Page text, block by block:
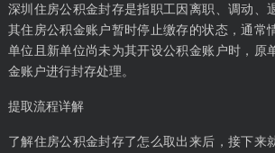
深圳住房公积金封存是指职工因离职、调动、
其住房公积金账户暂时停止缴存的状态，通常
单位且新单位尚未为其开设公积金账户时，原
金账户进行封存处理。
提取流程详解
了解住房公积金封存了怎么取出来后，接下来